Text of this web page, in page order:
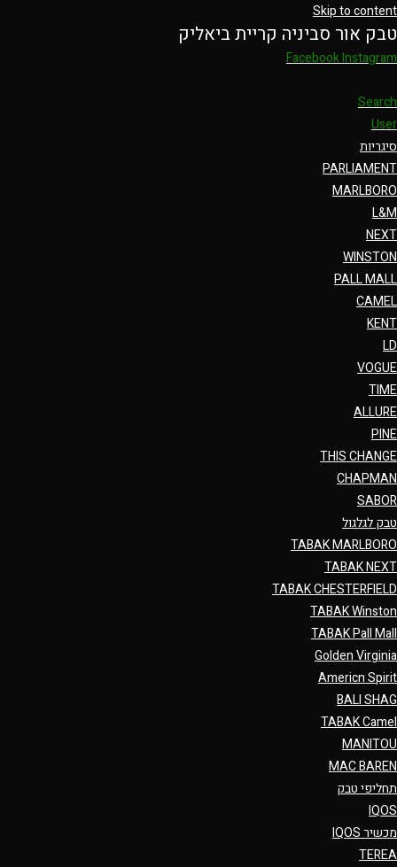
Skip to content
טבק אור סביניה קריית ביאליק
FacebookInstagram
Search
User
סיגריות
PARLIAMENT
MARLBORO
L&M
NEXT
WINSTON
PALL MALL
CAMEL
KENT
LD
VOGUE
TIME
ALLURE
PINE
THIS CHANGE
CHAPMAN
SABOR
טבק לגלגול
TABAK MARLBORO
TABAK NEXT
TABAK CHESTERFIELD
TABAK Winston
TABAK Pall Mall
Golden Virginia
Americn Spirit
BALI SHAG
TABAK Camel
MANITOU
MAC BAREN
תחליפי טבק
IQOS
מכשיר IQOS
TEREA